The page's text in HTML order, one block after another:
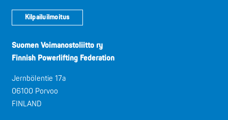
Kilpailuilmoitus
Suomen Voimanostoliitto ry
Finnish Powerlifting Federation
Jernbölentie 17a
06100 Porvoo
FINLAND